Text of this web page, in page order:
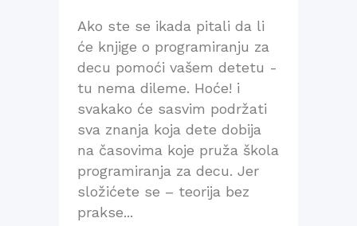
Ako ste se ikada pitali da li
će knjige o programiranju za
decu pomoći vašem detetu -
tu nema dileme. Hoće! i
svakako će sasvim podržati
sva znanja koja dete dobija
na časovima koje pruža škola
programiranja za decu. Jer
složićete se – teorija bez
prakse...